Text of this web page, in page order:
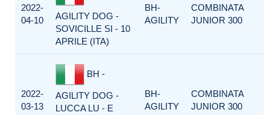
2022-
04-10
AGILITY DOG -
SOVICILLE SI - 10
APRILE (ITA)
BH-
AGILITY
COMBINATA
JUNIOR 300
2022-
03-13
BH -
AGILITY DOG -
LUCCA LU - E
BH-
AGILITY
COMBINATA
JUNIOR 300